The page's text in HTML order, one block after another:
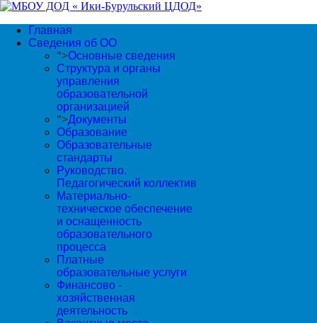
Главная
Сведения об ОО
">Основные сведения
Структура и органы
управления
образовательной
организацией
">Документы
Образование
Образовательные
стандарты
Руководство.
Педагогический коллектив
Материально-
техническое обеспечение
и оснащенность
образовательного
процесса
Платные
образовательные услуги
Финансово -
хозяйственная
деятельность